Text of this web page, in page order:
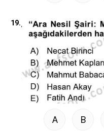
19.
A B